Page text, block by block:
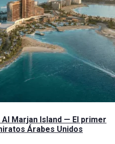
Al Marjan Island — El primer
Árabes Unidos